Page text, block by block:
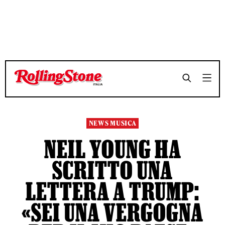
TEMPO DI LETTURA 3 MINUTI SHARE
TEMPO DI LETTURA 3 MINUTI SHARE
NEWS MUSICA
NEIL YOUNG HA
SCRITTO UNA
LETTERA A TRUMP:
«SEI UNA VERGOGNA